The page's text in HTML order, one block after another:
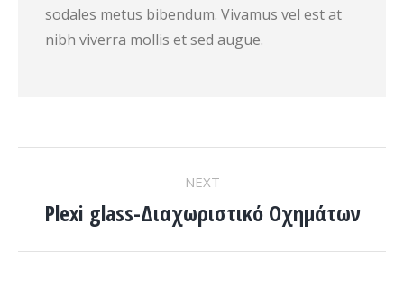
sodales metus bibendum. Vivamus vel est at
nibh viverra mollis et sed augue.
NAVIGATION
NEXT
Next
Plexi glass-Διαχωριστικό Οχημάτων